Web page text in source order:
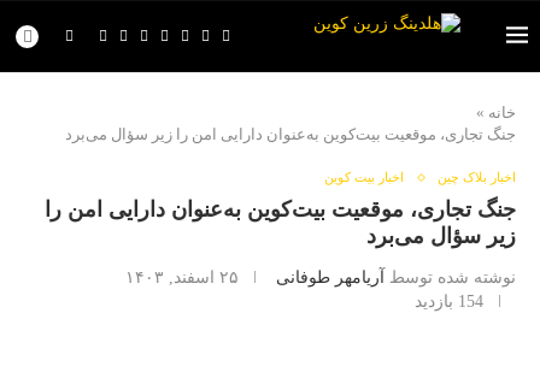
خانه »
جنگ تجاری، موقعیت بیت‌کوین به‌عنوان دارایی امن را زیر سؤال می‌برد
اخبار بلاک چین اخبار بیت کوین
جنگ تجاری، موقعیت بیت‌کوین به‌عنوان دارایی امن را
زیر سؤال می‌برد
نوشته شده توسط آریامهر طوفانی
۲۵ اسفند, ۱۴۰۳
154 بازدید